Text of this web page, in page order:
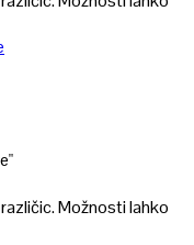
Možnosti lahko